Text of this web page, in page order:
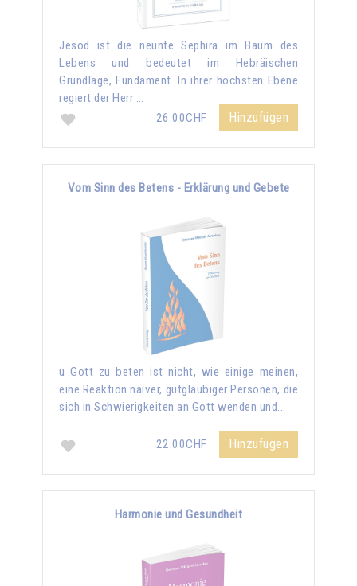
Jesod ist die neunte Sephira im Baum des
Lebens und bedeutet im Hebräischen
Grundlage, Fundament. In ihrer höchsten Ebene
regiert der Herr …
26.00CHF
Hinzufügen
Vom Sinn des Betens - Erklärung und Gebete
u Gott zu beten ist nicht, wie einige meinen,
eine Reaktion naiver, gutgläubiger Personen, die
sich in Schwierigkeiten an Gott wenden und...
22.00CHF Hinzufügen
Harmonie und Gesundheit